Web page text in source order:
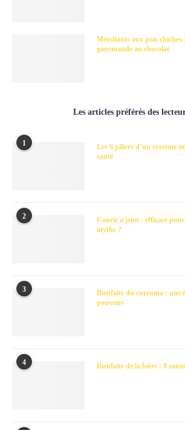
Mendiants aux pois chiches
gourmande au chocolat
Les articles préférés des
1
Les 6 piliers d’un système
santé
2
Courir à jeun : efficace
mythe ?
3
Bienfaits du curcuma : une
pouvoirs
4 Bienfaits de la bière : 8